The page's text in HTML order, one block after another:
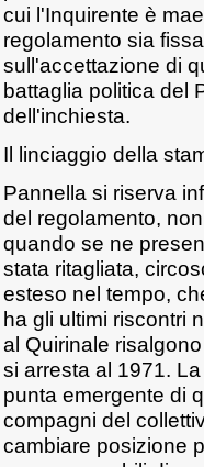
cui l'Inquirente è
regolamento sia
sull'accettazione di
battaglia politica del
dell'inchiesta.
Il linciaggio della
Pannella si riserva
del regolamento,
quando se ne
stata ritagliata,
esteso nel tempo,
ha gli ultimi riscontri
al Quirinale
si arresta al 1971.
punta emergente di
compagni del
cambiare posizione